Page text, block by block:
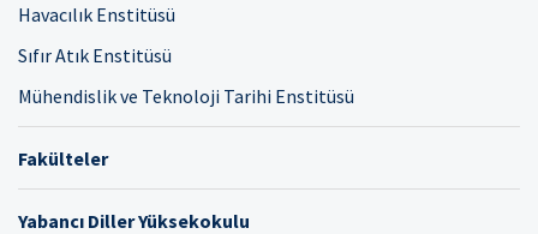
Havacılık Enstitüsü
Sıfır Atık Enstitüsü
Mühendislik ve Teknoloji Tarihi Enstitüsü
Fakülteler
Yabancı Diller Yüksekokulu